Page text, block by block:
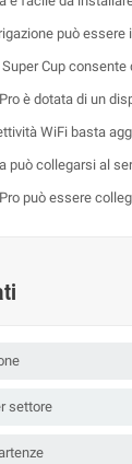
può
Cup
è dotata di un
WiFi basta
può collegarsi al
può essere
settore